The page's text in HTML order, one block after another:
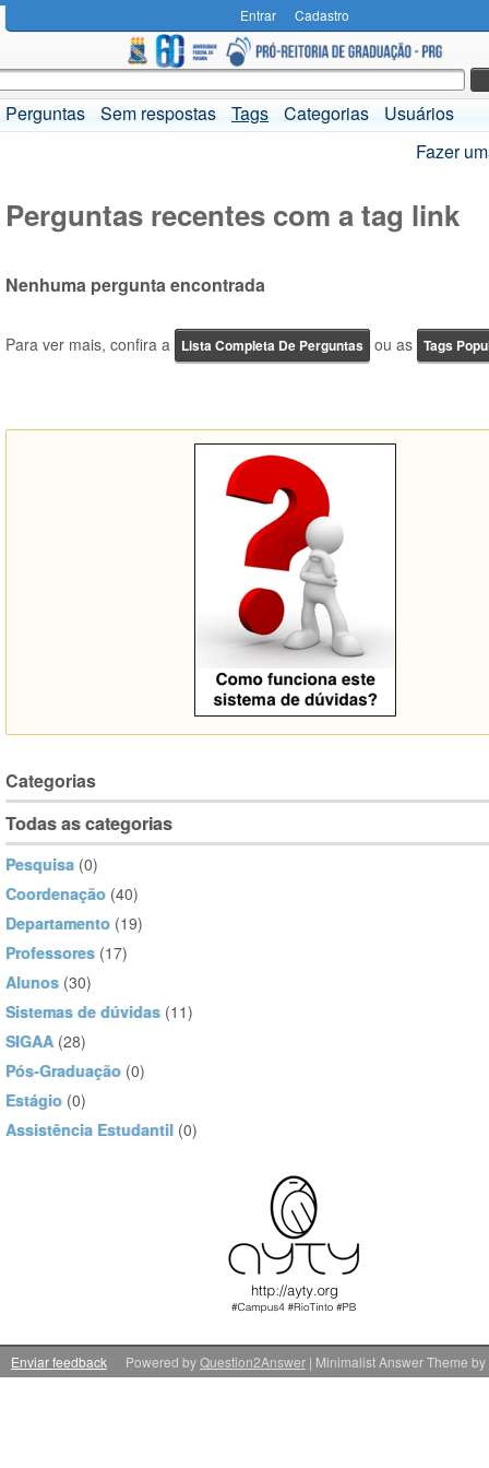
Entrar Cadastro
Perguntas Sem respostas Tags Categorias
Usuários
Fazer
Perguntas recentes com a tag link
Nenhuma pergunta encontrada
Para ver mais, confira a Lista Completa De Perguntas ou as Tags
Categorias
Todas as categorias
Pesquisa (0)
Coordenação (40)
Departamento (19)
Professores (17)
Alunos (30)
Sistemas de dúvidas (11)
SIGAA (28)
Pós-Graduação (0)
Estágio (0)
Assistência Estudantil (0)
Enviar feedback | Minimalist Answer Theme by
Powered byQuestion2Answer